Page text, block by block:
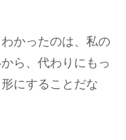
かったのは、私の
ら、代わりにもっ
にすることだな